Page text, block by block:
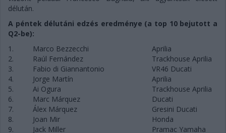
délután.
A péntek délutáni edzés eredménye (a top 10 bejutott a
Q2-be):
1.
Marco Bezzecchi
Aprilia
2.
Raúl Fernández
Trackhouse Aprilia
3.
Fabio di Giannantonio
VR46 Ducati
4.
Jorge Martín
Aprilia
5.
Ai Ogura
Trackhouse Aprilia
6.
Marc Márquez
Ducati
7.
Álex Márquez
Gresini Ducati
8.
Joan Mir
Honda
9.
Jack Miller
Pramac Yamaha